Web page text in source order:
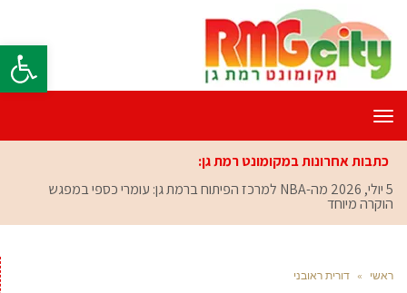
פתח
תפריט
כתבות אחרונות במקומונט רמת גן:
5 יולי, 2026
מה-NBA למרכז הפיתוח ברמת גן: עומרי כספי במפגש
הוקרה מיוחד
ראשי » דורית ראובני